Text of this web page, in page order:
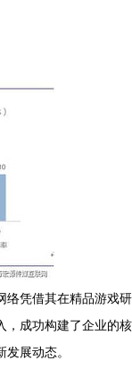
络凭借其在精品游戏研
，成功构建了企业的核
展动态。